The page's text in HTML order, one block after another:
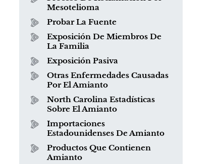
Mesotelioma
Probar La Fuente
Exposición De Miembros De
La Familia
Exposición Pasiva
Otras Enfermedades Causadas
Por El Amianto
North Carolina Estadísticas
Sobre El Amianto
Importaciones
Estadounidenses De Amianto
Productos Que Contienen
Amianto
¿Qué es el mesotelioma?